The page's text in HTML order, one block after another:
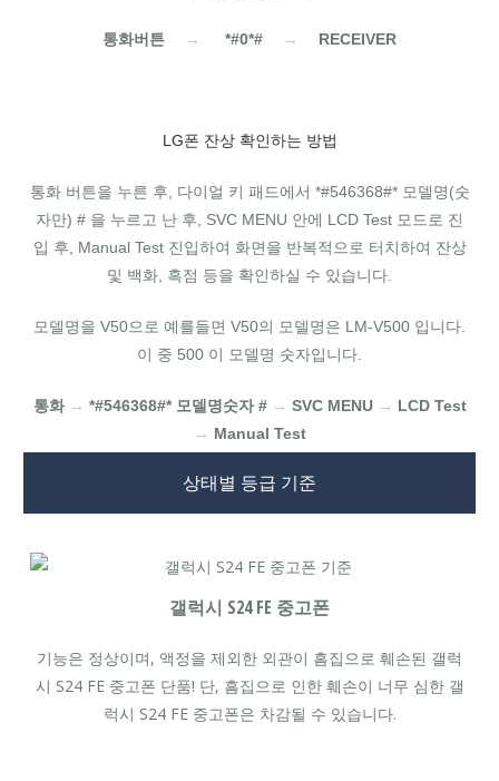
통화버튼 → *#0*# → RECEIVER
LG폰 잔상 확인하는 방법
통화 버튼을 누른 후, 다이얼 키 패드에서 *#546368#* 모델명(숫
자만) # 을 누르고 난 후, SVC MENU 안에 LCD Test 모드로 진
입 후, Manual Test 진입하여 화면을 반복적으로 터치하여 잔상
및 백화, 흑점 등을 확인하실 수 있습니다.
모델명을 V50으로 예를들면 V50의 모델명은 LM-V500 입니다.
이 중 500 이 모델명 숫자입니다.
통화 → *#546368#* 모델명숫자 # → SVC MENU → LCD Test
→ Manual Test
상태별 등급 기준
갤럭시 S24 FE 중고폰
기능은 정상이며, 액정을 제외한 외관이 흠집으로 훼손된 갤럭
시 S24 FE 중고폰 단품! 단, 흠집으로 인한 훼손이 너무 심한 갤
럭시 S24 FE 중고폰은 차감될 수 있습니다.